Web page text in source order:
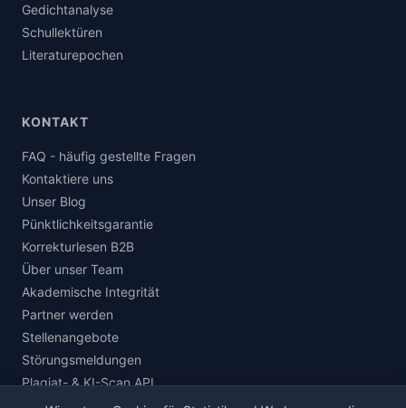
Gedichtanalyse
Schullektüren
Literaturepochen
KONTAKT
FAQ - häufig gestellte Fragen
Kontaktiere uns
Unser Blog
Pünktlichkeitsgarantie
Korrekturlesen B2B
Über unser Team
Akademische Integrität
Partner werden
Stellenangebote
Störungsmeldungen
Plagiat- & KI-Scan API